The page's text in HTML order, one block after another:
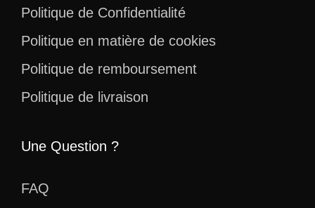
Politique de Confidentialité
Politique en matière de cookies
Politique de remboursement
Politique de livraison
Une Question ?
FAQ